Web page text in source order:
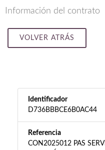
Información del contrato
VOLVER ATRÁS
Identificador
D736BBBCE6B0AC44
Referencia
CON2025012 PAS